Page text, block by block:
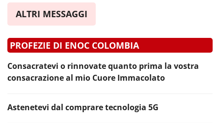
ALTRI MESSAGGI
PROFEZIE DI ENOC COLOMBIA
Consacratevi o rinnovate quanto prima la vostra
consacrazione al mio Cuore Immacolato
Astenetevi dal comprare tecnologia 5G